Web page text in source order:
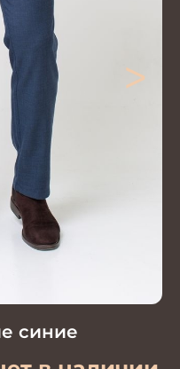
>
синие